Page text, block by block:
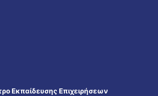
Εκπαίδευσης Επιχειρήσεων